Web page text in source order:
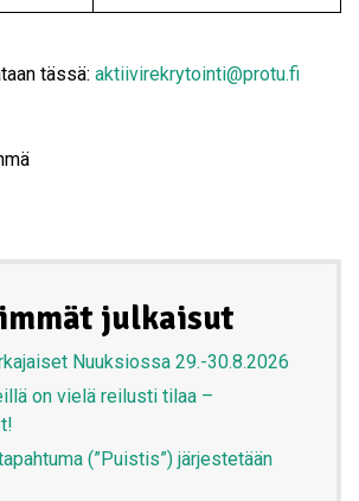
tässä: aktiivirekrytointi@protu.fi
julkaisut
Nuuksiossa 29.-30.8.2026
on vielä reilusti tilaa –
(”Puistis”) järjestetään